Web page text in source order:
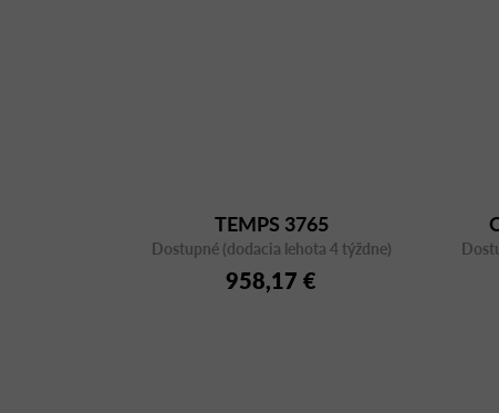
TEMPS 3765
Dostupné (dodacia lehota 4 týždne)
958,17 €